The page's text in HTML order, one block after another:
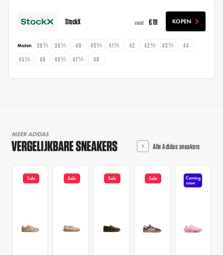
StockX vanaf € 111 KOPEN
Maten 38⅔ 39⅓ 40 40⅔ 41⅓ 42 42⅔ 43⅓
44
45⅓
46 46⅔ 47⅓ 48
MEER ADIDAS
VERGELIJKBARE SNEAKERS Alle Adidas sneakers
Sale Sale Sale Sale
Coming
soon